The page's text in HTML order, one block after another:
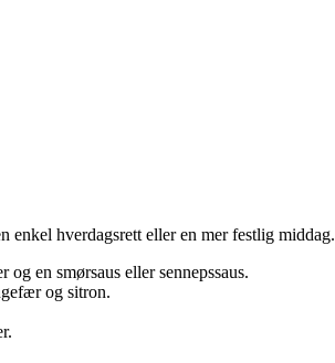
hverdagsrett eller en mer festlig middag.
en smørsaus eller sennepssaus.
og sitron.